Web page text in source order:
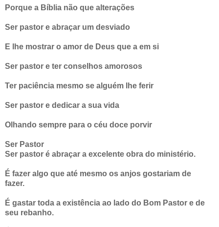
Porque a Bíblia não que alterações
Ser pastor e abraçar um desviado
E lhe mostrar o amor de Deus que a em si
Ser pastor e ter conselhos amorosos
Ter paciência mesmo se alguém lhe ferir
Ser pastor e dedicar a sua vida
Olhando sempre para o céu doce porvir
Ser Pastor
Ser pastor é abraçar a excelente obra do ministério.
É fazer algo que até mesmo os anjos gostariam de
fazer.
É gastar toda a existência ao lado do Bom Pastor e de
seu rebanho.